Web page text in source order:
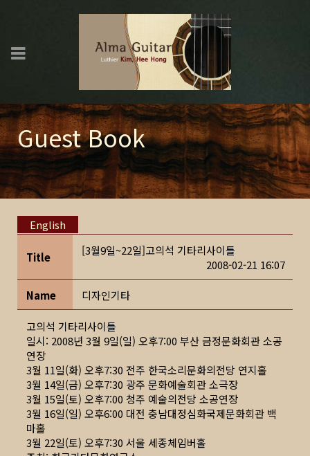
Guest Book
English
Title
[3월9일~22일]고의석 기타리사이틀
2008-02-21 16:07
Name 디자인기타
고의석 기타리사이틀
일시: 2008년 3월 9일(일) 오후7:00 부산 금정문화회관 소공
연장
3월 11일(화) 오후7:30 전주 한국소리문화의전당 연지홀
3월 14일(금) 오후7:30 광주 문화예술회관 소극장
3월 15일(토) 오후7:00 청주 예술의전당 소공연장
3월 16일(일) 오후6:00 대전 충남대정심화국제문화회관 백
마홀
3월 22일(토) 오후7:30 서울 세종체임버홀